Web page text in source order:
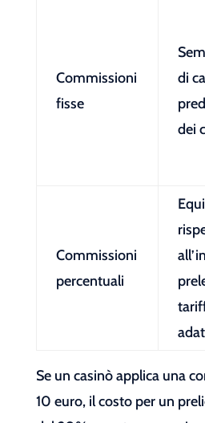
Commissioni
fisse
di
dei
Commissioni
percentuali
Se un casinò applica una
10 euro, il costo per un